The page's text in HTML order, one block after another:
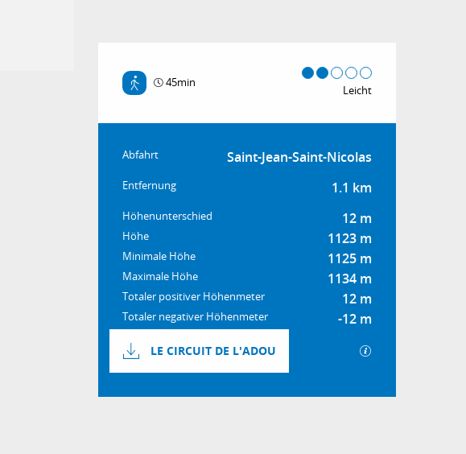
45min
Leicht
Praktische
Abfahrt Saint-Jean-Saint-Nicolas
Entfernung 1.1 km
Höhenunterschied 12 m
Höhe 1123 m
Minimale Höhe 1125 m
Maximale Höhe 1134 m
Totaler positiver Höhenmeter 12 m
Totaler negativer Höhenmeter -12 m
Dokumentation
LE CIRCUIT DE L'ADOU Mit GPX / KML-